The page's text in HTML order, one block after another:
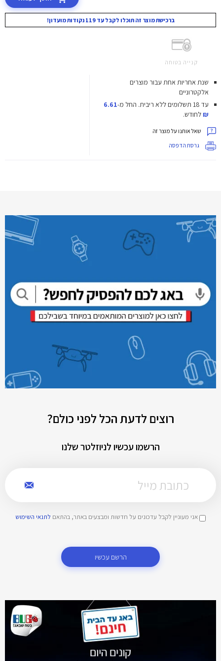
ברכישת מוצר זה תוכלו לקבל עד 119 נקודות מועדון!
קנייה בטוחה
שנת אחריות אחת עבור מוצרים
אלקטרוניים
עד 18 תשלומים ללא ריבית.
החל מ-6.61
₪לחודש.
שאל אותנו על מוצר זה
גרסת הדפסה
רוצים לדעת הכל לפני כולם?
הרשמו עכשיו לניוזלטר שלנו
אני מעוניין לקבל עדכונים על חדשות ומבצעים באתר, בהתאם לתנאי השימוש
הרשם עכשיו